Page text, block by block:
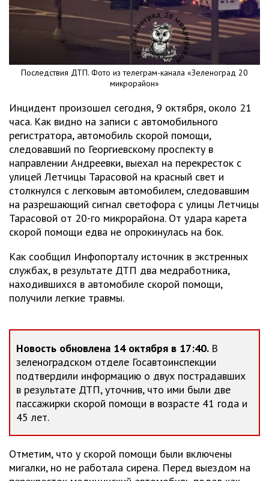
Последствия ДТП. Фото из телеграм-канала «Зеленоград 20
микрорайон»
Инцидент произошел сегодня, 9 октября, около 21
часа. Как видно на записи с автомобильного
регистратора, автомобиль скорой помощи,
следовавший по Георгиевскому проспекту в
направлении Андреевки, выехал на перекресток с
улицей Летчицы Тарасовой на красный свет и
столкнулся с легковым автомобилем, следовавшим
на разрешающий сигнал светофора с улицы Летчицы
Тарасовой от 20-го микрорайона. От удара карета
скорой помощи едва не опрокинулась на бок.
Как сообщил Инфопорталу источник в экстренных
службах, в результате ДТП два медработника,
находившихся в автомобиле скорой помощи,
получили легкие травмы.
Новость обновлена 14 октября в 17:40. В
зеленоградском отделе Госавтоинспекции
подтвердили информацию о двух пострадавших
в результате ДТП, уточнив, что ими были две
пассажирки скорой помощи в возрасте 41 года и
45 лет.
Отметим, что у скорой помощи были включены
мигалки, но не работала сирена. Перед выездом на